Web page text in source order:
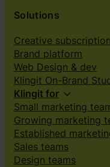
Solutions
Creative
Brand platform
Web Design & dev
Klingit On-Brand
Klingit for
Small marketing
Growing marketing
Established
Sales teams
Design teams